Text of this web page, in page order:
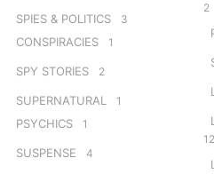
SPIES & POLITICS 3
CONSPIRACIES 1
SPY STORIES 2
SUPERNATURAL 1
PSYCHICS 1
SUSPENSE 4
2